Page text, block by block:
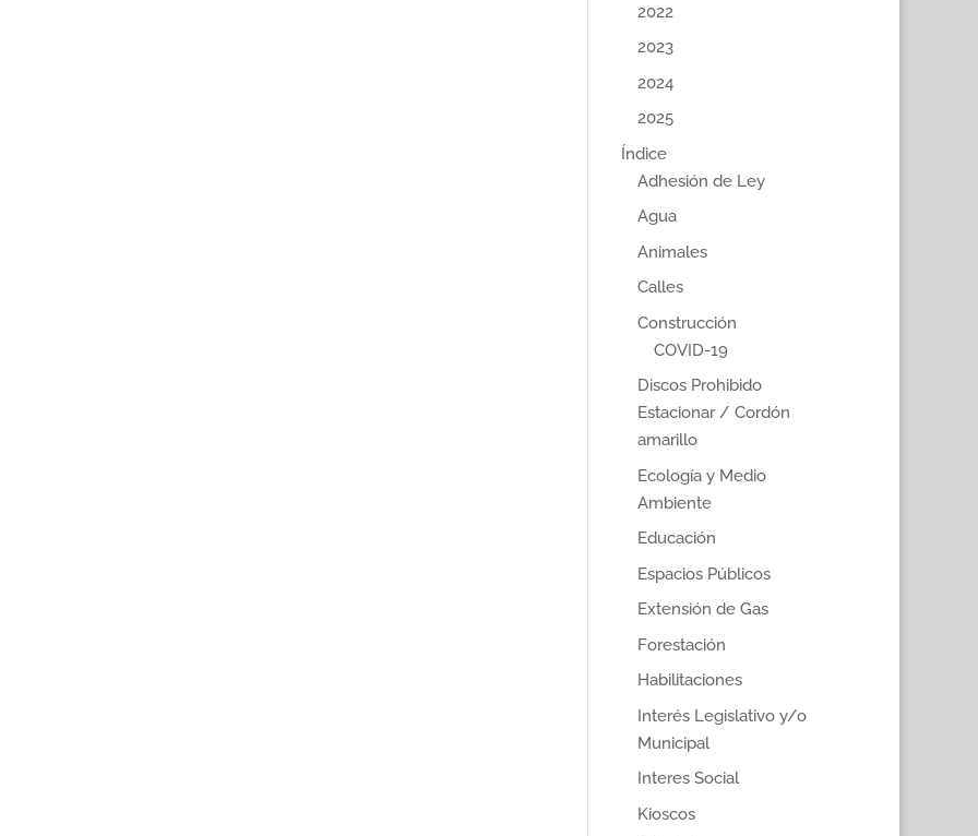
2022
2023
2024
2025
Índice
Adhesión de Ley
Agua
Animales
Calles
Construcción
COVID-19
Discos Prohibido
Estacionar / Cordón
amarillo
Ecología y Medio
Ambiente
Educación
Espacios Públicos
Extensión de Gas
Forestación
Habilitaciones
Interés Legislativo y/o
Municipal
Interes Social
Kioscos